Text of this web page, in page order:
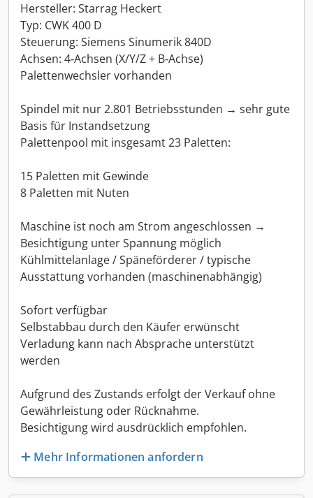
Hersteller: Starrag Heckert
Typ: CWK 400 D
Steuerung: Siemens Sinumerik 840D
Achsen: 4‑Achsen (X/Y/Z + B‑Achse)
Palettenwechsler vorhanden
Spindel mit nur 2.801 Betriebsstunden → sehr gute
Basis für Instandsetzung
Palettenpool mit insgesamt 23 Paletten:
15 Paletten mit Gewinde
8 Paletten mit Nuten
Maschine ist noch am Strom angeschlossen →
Besichtigung unter Spannung möglich
Kühlmittelanlage / Späneförderer / typische
Ausstattung vorhanden (maschinenabhängig)
Sofort verfügbar
Selbstabbau durch den Käufer erwünscht
Verladung kann nach Absprache unterstützt
werden
Aufgrund des Zustands erfolgt der Verkauf ohne
Gewährleistung oder Rücknahme.
Besichtigung wird ausdrücklich empfohlen.
Mehr Informationen anfordern